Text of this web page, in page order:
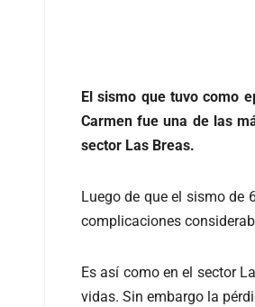
El sismo que tuvo como
Carmen fue una de las
sector Las Breas.
Luego de que el sismo de
complicaciones
Es así como en el sector
vidas. Sin embargo la